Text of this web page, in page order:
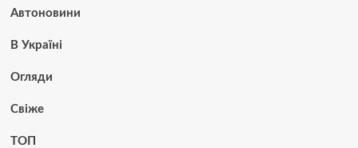
Автоновини
В Україні
Огляди
Свіже
ТОП